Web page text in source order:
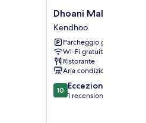
Dhoani
Maldives
Guesthouse
Kendhoo
Dhoani Maldives
Kendhoo
Parcheggio gratuito
Wi-Fi gratuito
Ristorante
Aria condizionata
10.0
su
10 Eccezionale
1 recensione